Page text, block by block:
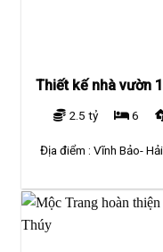
Thiết kế nhà vườn
2.5 tỷ 6
Địa điểm :Vĩnh Bảo-